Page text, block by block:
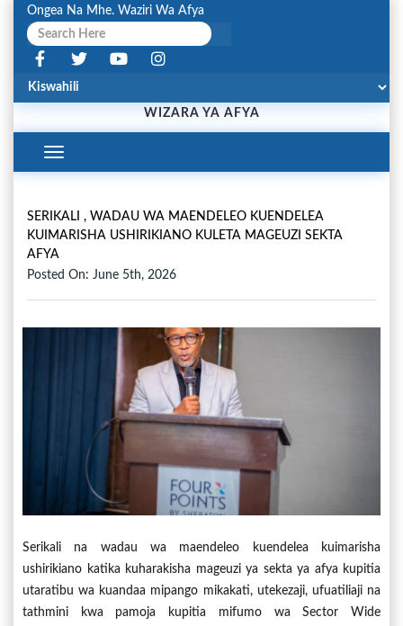
Ongea Na Mhe. Waziri Wa Afya
WIZARA YA AFYA
Toggle
Navigation
SERIKALI , WADAU WA MAENDELEO KUENDELEA
KUIMARISHA USHIRIKIANO KULETA MAGEUZI SEKTA
AFYA
Posted On: June 5th, 2026
Serikali na wadau wa maendeleo kuendelea kuimarisha
ushirikiano katika kuharakisha mageuzi ya sekta ya afya kupitia
utaratibu wa kuandaa mipango mikakati, utekezaji, ufuatiliaji na
tathmini kwa pamoja kupitia mifumo wa Sector Wide